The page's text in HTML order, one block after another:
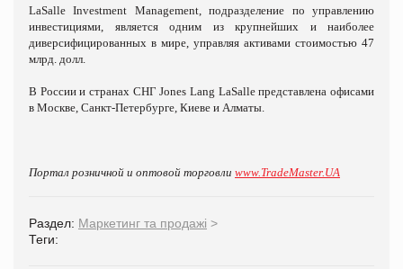
LaSalle Investment Management, подразделение по управлению
инвестициями, является одним из крупнейших и наиболее
диверсифицированных в мире, управляя активами стоимостью 47
млрд. долл.
В России и странах СНГ Jones Lang LaSalle представлена офисами
в Москве, Санкт-Петербурге, Киеве и Алматы.
Портал розничной и оптовой торговли www.TradeMaster.UA
Раздел: Маркетинг та продажі >
Теги: